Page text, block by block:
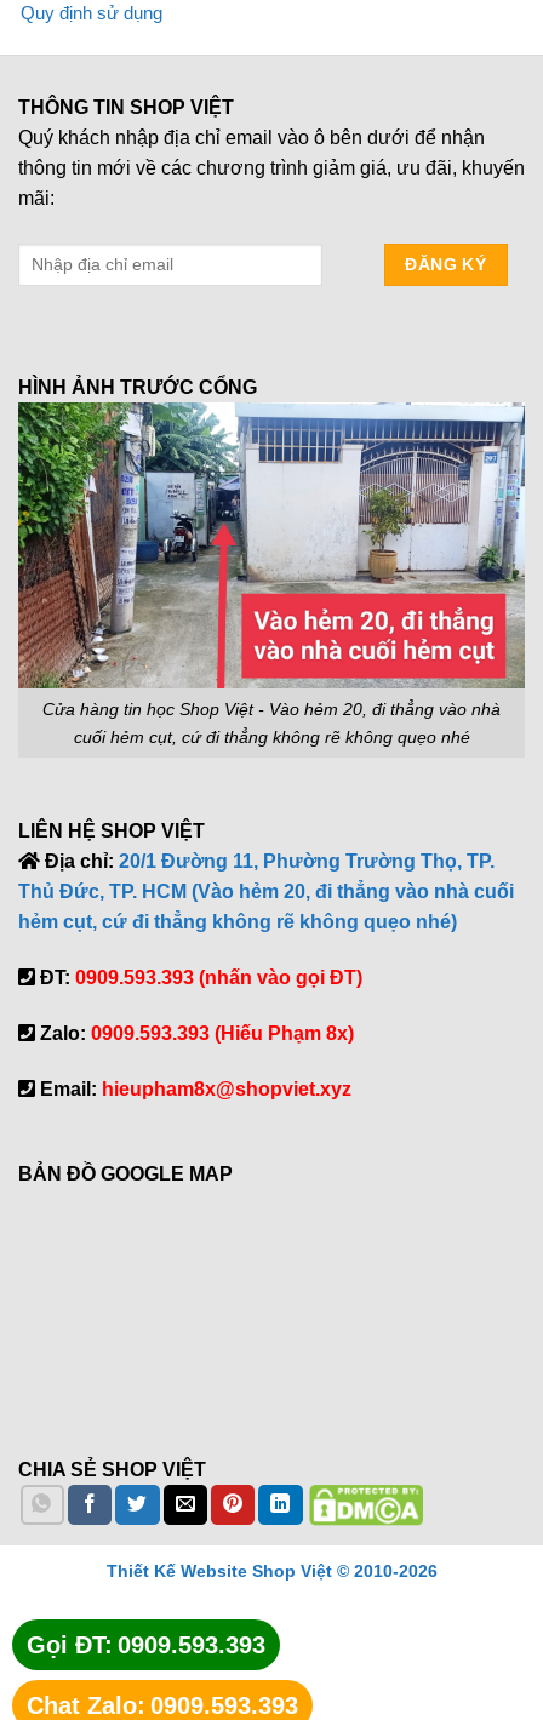
Quy định sử dụng
THÔNG TIN SHOP VIỆT
Quý khách nhập địa chỉ email vào ô bên dưới để nhận
thông tin mới về các chương trình giảm giá, ưu đãi, khuyến
mãi:
HÌNH ẢNH TRƯỚC CỔNG
Cửa hàng tin học Shop Việt - Vào hẻm 20, đi thẳng vào nhà
cuối hẻm cụt, cứ đi thẳng không rẽ không quẹo nhé
LIÊN HỆ SHOP VIỆT
Địa chỉ: 20/1 Đường 11, Phường Trường Thọ, TP.
Thủ Đức, TP. HCM (Vào hẻm 20, đi thẳng vào nhà cuối
hẻm cụt, cứ đi thẳng không rẽ không quẹo nhé)
ĐT: 0909.593.393 (nhấn vào gọi ĐT)
Zalo: 0909.593.393 (Hiếu Phạm 8x)
Email: hieupham8x@shopviet.xyz
BẢN ĐỒ GOOGLE MAP
CHIA SẺ SHOP VIỆT
Thiết Kế Website Shop Việt © 2010-2026
Chat Zalo: 0909.593.393
Gọi ĐT: 0909.593.393